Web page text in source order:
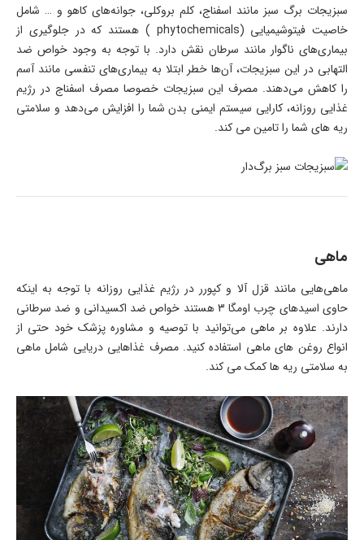
سبزیجات برگ سبز مانند اسفناج، کلم بروکلی، جوانه‌های کاهو و … شامل
خاصیت فیتوشیمیایی (phytochemicals ) هستند که در جلوگیری از
بیماری‌های ناگوار مانند سرطان نقش دارد. با توجه به وجود خواص ضد
التهابی در این سبزیجات، آن‌ها خطر ابتلا به بیماری‌های تنفسی مانند آسم
را کاهش می‌دهند. مصرف این سبزیجات خصوصا مصرف اسفناج در رژیم
غذایی روزانه، کارایی سیستم ایمنی بدن شما را افزایش می‌دهد و سلامتی
ریه های شما را تامین می کند.
ماهی
ماهی‌هایی مانند قزل آلا و کپورر در رژیم غذایی روزانه با توجه به اینکه
حاوی اسیدهای چرب اومگا 3 هستند خواص ضد اکسیدانی و ضد سرطانی
دارند. علاوه بر ماهی می‌توانید با توصیه و مشاوره پزشک خود حتی از
انواع روغن های ماهی استفاده کنید. مصرف غذاهایی دریایی شامل ماهی
به سلامتی ریه ها کمک می کند.